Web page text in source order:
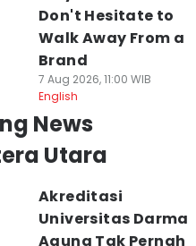
Don't Hesitate to
Walk Away From a
Brand
7 Aug 2026, 11:00 WIB
English
News
Utara
Akreditasi
Universitas Darma
Agung Tak Pernah